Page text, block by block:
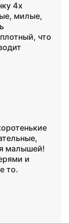
4х
милые,
что
малышей!
и
то.